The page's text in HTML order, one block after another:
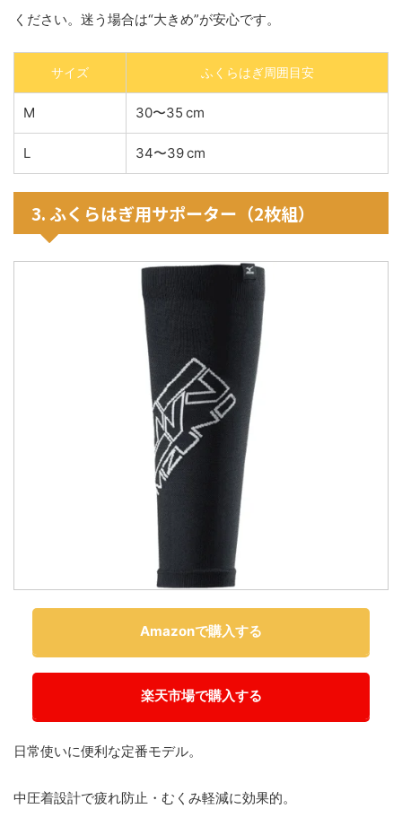
ください。迷う場合は“大きめ”が安心です。
サイズ ふくらはぎ周囲目安
M 30〜35 cm
L 34〜39 cm
3. ふくらはぎ用サポーター（2枚組）
Amazonで購入する
楽天市場で購入する
日常使いに便利な定番モデル。
中圧着設計で疲れ防止・むくみ軽減に効果的。